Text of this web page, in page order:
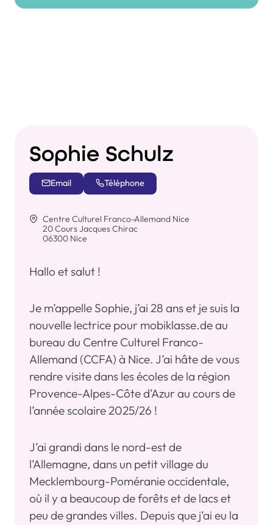
Sophie Schulz
Email Téléphone
Centre Culturel Franco-Allemand Nice
20 Cours Jacques Chirac
06300 Nice
Hallo et salut !
Je m’appelle Sophie, j’ai 28 ans et je suis la
nouvelle lectrice pour mobiklasse.de au
bureau du Centre Culturel Franco-
Allemand (CCFA) à Nice. J’ai hâte de vous
rendre visite dans les écoles de la région
Provence-Alpes-Côte d’Azur au cours de
l’année scolaire 2025/26 !
J’ai grandi dans le nord-est de
l’Allemagne, dans un petit village du
Mecklembourg-Poméranie occidentale,
où il y a beaucoup de forêts et de lacs et
peu de grandes villes. Depuis que j’ai eu la